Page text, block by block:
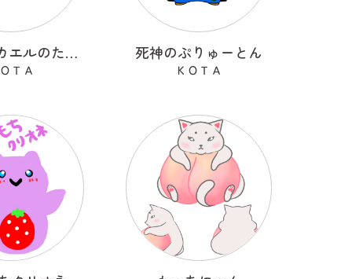
おもちのカエルのたろけろ
ＴＡ
死神のぷりゅーとん
ＫＯＴＡ